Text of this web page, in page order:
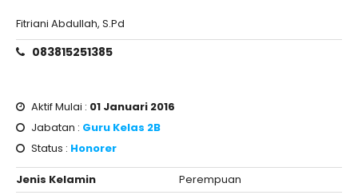
Fitriani Abdullah, S.Pd
083815251385
Aktif Mulai : 01 Januari 2016
Jabatan : Guru Kelas 2B
Status : Honorer
Jenis Kelamin
Perempuan